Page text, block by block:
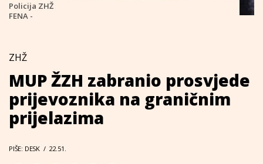
Policija ZHŽ
FENA -
ZHŽ
MUP ŽZH zabranio prosvjede
prijevoznika na graničnim
prijelazima
PIŠE: DESK / 22.51.